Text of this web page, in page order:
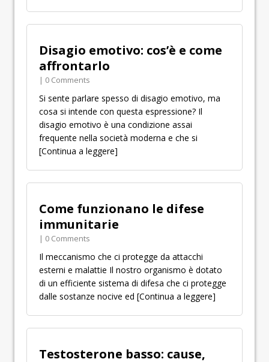
Disagio emotivo: cos’è e come
affrontarlo
| 0 Comments
Si sente parlare spesso di disagio emotivo, ma
cosa si intende con questa espressione? Il
disagio emotivo è una condizione assai
frequente nella società moderna e che si
[Continua a leggere]
Come funzionano le difese
immunitarie
| 0 Comments
Il meccanismo che ci protegge da attacchi
esterni e malattie Il nostro organismo è dotato
di un efficiente sistema di difesa che ci protegge
dalle sostanze nocive ed [Continua a leggere]
Testosterone basso: cause,